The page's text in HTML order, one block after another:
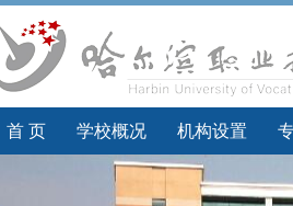
首 页 学校概况 机构设置